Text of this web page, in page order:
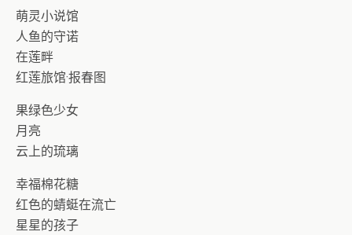
萌灵小说馆
人鱼的守诺
在莲畔
红莲旅馆·报春图
果绿色少女
月亮
云上的琉璃
幸福棉花糖
红色的蜻蜓在流亡
星星的孩子